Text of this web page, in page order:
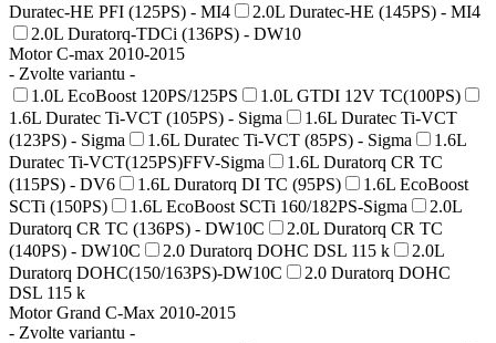
Duratec-HE PFI (125PS) - MI4
2.0L Duratec-HE (145PS) - MI4
2.0L Duratorq-TDCi (136PS) - DW10
Motor C-max 2010-2015
- Zvolte variantu -
1.0L EcoBoost 120PS/125PS
1.0L GTDI 12V TC(100PS)
1.6L Duratec Ti-VCT (105PS) - Sigma
1.6L Duratec Ti-VCT
(123PS) - Sigma
1.6L Duratec Ti-VCT (85PS) - Sigma
1.6L
Duratec Ti-VCT(125PS)FFV-Sigma
1.6L Duratorq CR TC
(115PS) - DV6
1.6L Duratorq DI TC (95PS)
1.6L EcoBoost
SCTi (150PS)
1.6L EcoBoost SCTi 160/182PS-Sigma
2.0L
Duratorq CR TC (136PS) - DW10C
2.0L Duratorq CR TC
(140PS) - DW10C
2.0 Duratorq DOHC DSL 115 k
2.0L
Duratorq DOHC(150/163PS)-DW10C
2.0 Duratorq DOHC
DSL 115 k
Motor Grand C-Max 2010-2015
- Zvolte variantu -